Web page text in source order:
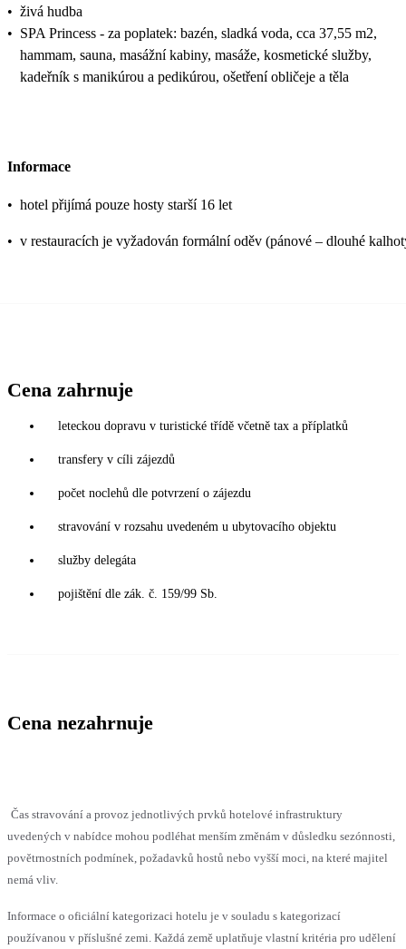
• živá hudba
• SPA Princess - za poplatek: bazén, sladká voda, cca 37,55 m2,
hammam, sauna, masážní kabiny, masáže, kosmetické služby,
kadeřník s manikúrou a pedikúrou, ošetření obličeje a těla
Informace
• hotel přijímá pouze hosty starší 16 let
• v restauracích je vyžadován formální oděv (pánové – dlouhé
Cena zahrnuje
leteckou dopravu v turistické třídě včetně tax a příplatků
transfery v cíli zájezdů
počet noclehů dle potvrzení o zájezdu
stravování v rozsahu uvedeném u ubytovacího objektu
služby delegáta
pojištění dle zák. č. 159/99 Sb.
Cena nezahrnuje
Čas stravování a provoz jednotlivých prvků hotelové infrastruktury
uvedených v nabídce mohou podléhat menším změnám v důsledku sezónnosti,
povětrnostních podmínek, požadavků hostů nebo vyšší moci, na které majitel
nemá vliv.
Informace o oficiální kategorizaci hotelu je v souladu s kategorizací
používanou v příslušné zemi. Každá země uplatňuje vlastní kritéria pro udělení